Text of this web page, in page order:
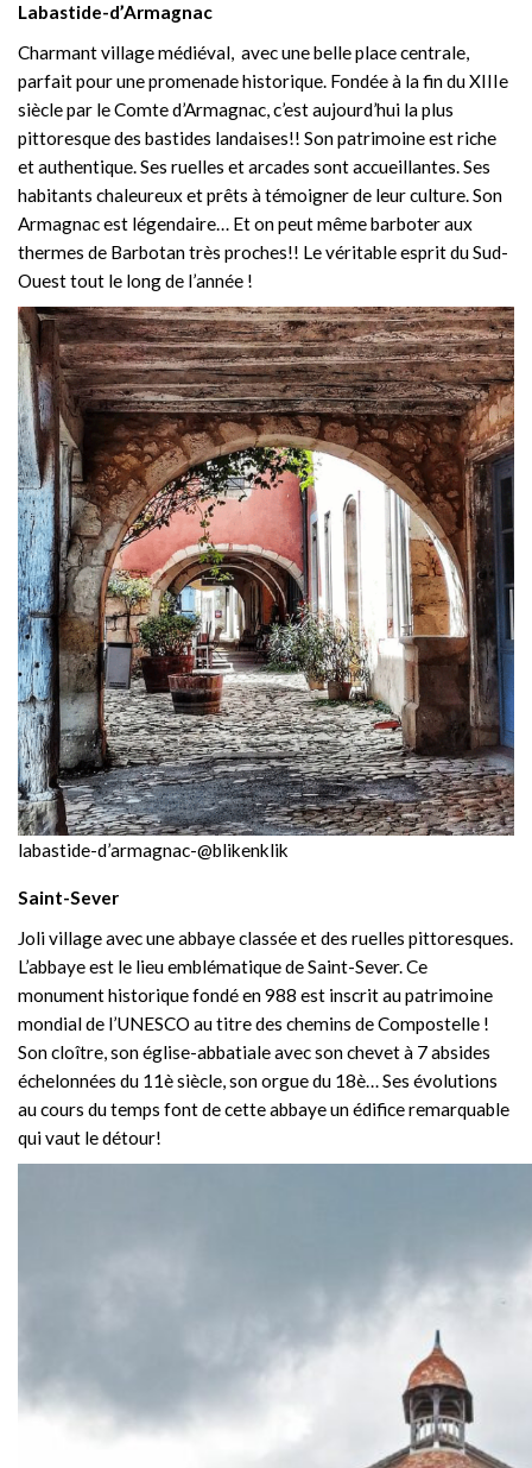
Labastide-d’Armagnac
Charmant village médiéval, avec une belle place centrale,
parfait pour une promenade historique. Fondée à la fin du XIIIe
siècle par le Comte d’Armagnac, c’est aujourd’hui la plus
pittoresque des bastides landaises!! Son patrimoine est riche
et authentique. Ses ruelles et arcades sont accueillantes. Ses
habitants chaleureux et prêts à témoigner de leur culture. Son
Armagnac est légendaire… Et on peut même barboter aux
thermes de Barbotan très proches!! Le véritable esprit du Sud-
Ouest tout le long de l’année !
labastide-d’armagnac-@blikenklik
Saint-Sever
Joli village avec une abbaye classée et des ruelles pittoresques.
L’abbaye est le lieu emblématique de Saint-Sever. Ce
monument historique fondé en 988 est inscrit au patrimoine
mondial de l’UNESCO au titre des chemins de Compostelle !
Son cloître, son église-abbatiale avec son chevet à 7 absides
échelonnées du 11è siècle, son orgue du 18è… Ses évolutions
au cours du temps font de cette abbaye un édifice remarquable
qui vaut le détour!